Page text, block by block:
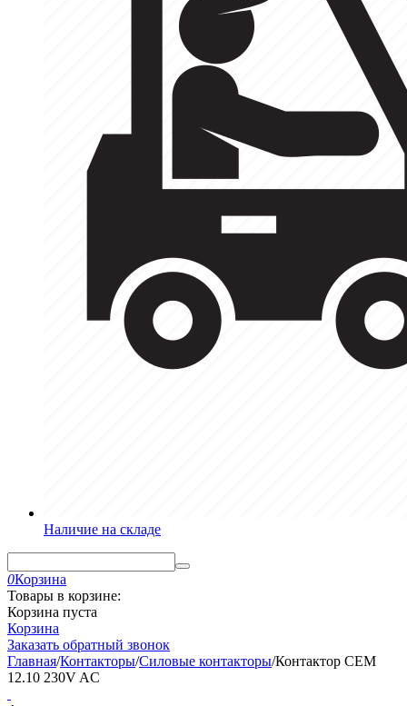
Наличие на складе
0Корзина
Товары в корзине:
Корзина пуста
Корзина
Заказать обратный звонок
Главная/Контакторы/Силовые контакторы/Контактор CEM
12.10 230V AC